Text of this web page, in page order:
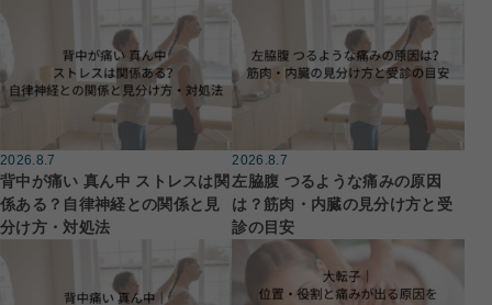
2026.8.7
背中が痛い 真ん中 ストレスは関
係ある？自律神経との関係と見
分け方・対処法
2026.8.7
左脇腹 つるような痛みの原因
は？筋肉・内臓の見分け方と受
診の目安